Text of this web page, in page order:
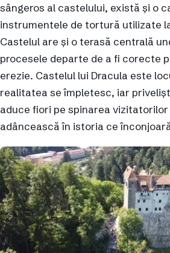
sângeros al castelului, există și o
instrumentele de tortură utilizate
Castelul are și o terasă centrală
procesele departe de a fi corecte
erezie. Castelul lui Dracula este
realitatea se împletesc, iar
aduce fiori pe spinarea
adâncească în istoria ce